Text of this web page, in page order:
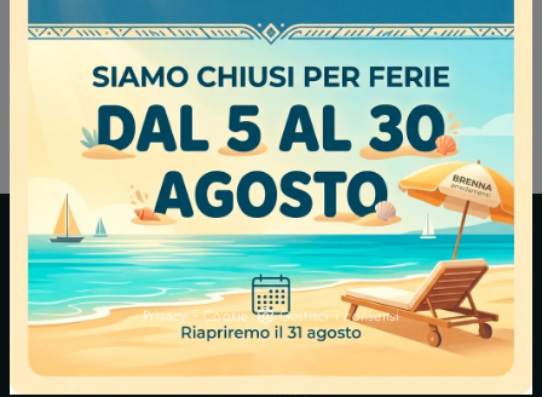
architettonico fondamentale che permette la chiusura delle
aperture strutturali di un edificio, ultimandone le doti
pratiche ed impreziosendolo anche esteticamente.
BRENNA ARREDAMENTI S.N.C. DI BRENNA MARCO E ROBERTO
P.IVA 00706280963
Privacy-Cookie Gestisci i consensi